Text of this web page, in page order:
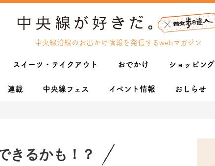
中央線沿線のお出かけ情報を発信するwebマガジン
スイーツ・テイクアウト おでかけ ショッピング
連載 中央線フェス イベント情報 おしらせ
きるかも！？